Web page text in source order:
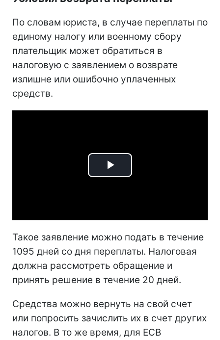
По словам юриста, в случае переплаты по
единому налогу или военному сбору
плательщик может обратиться в
налоговую с заявлением о возврате
излишне или ошибочно уплаченных
средств.
Play
Такое заявление можно подать в течение
1095 дней со дня переплаты. Налоговая
должна рассмотреть обращение и
принять решение в течение 20 дней.
Средства можно вернуть на свой счет
или попросить зачислить их в счет других
налогов. В то же время, для ЕСВ